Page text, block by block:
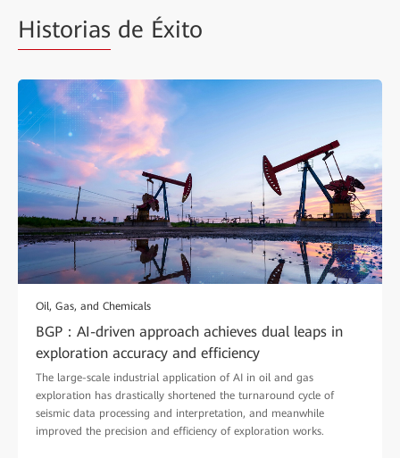
Historias de Éxito
Oil, Gas, and Chemicals
BGP：AI-driven approach achieves dual leaps in
exploration accuracy and efficiency
The large-scale industrial application of AI in oil and gas
exploration has drastically shortened the turnaround cycle of
seismic data processing and interpretation, and meanwhile
improved the precision and efficiency of exploration works.